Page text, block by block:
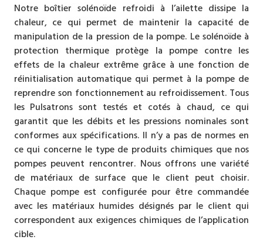
Notre boîtier solénoïde refroidi à l’ailette dissipe la
chaleur, ce qui permet de maintenir la capacité de
manipulation de la pression de la pompe. Le solénoïde à
protection thermique protège la pompe contre les
effets de la chaleur extrême grâce à une fonction de
réinitialisation automatique qui permet à la pompe de
reprendre son fonctionnement au refroidissement. Tous
les Pulsatrons sont testés et cotés à chaud, ce qui
garantit que les débits et les pressions nominales sont
conformes aux spécifications. Il n’y a pas de normes en
ce qui concerne le type de produits chimiques que nos
pompes peuvent rencontrer. Nous offrons une variété
de matériaux de surface que le client peut choisir.
Chaque pompe est configurée pour être commandée
avec les matériaux humides désignés par le client qui
correspondent aux exigences chimiques de l’application
cible.